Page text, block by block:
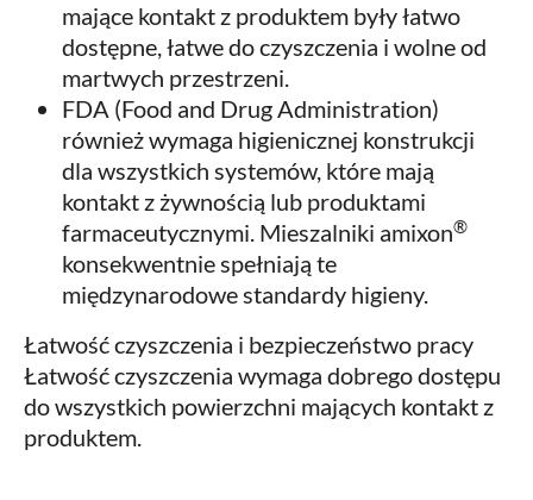
mające kontakt z produktem były łatwo
dostępne, łatwe do czyszczenia i wolne od
martwych przestrzeni.
FDA (Food and Drug Administration)
również wymaga higienicznej konstrukcji
dla wszystkich systemów, które mają
kontakt z żywnością lub produktami
farmaceutycznymi. Mieszalniki amixon®
konsekwentnie spełniają te
międzynarodowe standardy higieny.
Łatwość czyszczenia i bezpieczeństwo pracy
Łatwość czyszczenia wymaga dobrego dostępu
do wszystkich powierzchni mających kontakt z
produktem.